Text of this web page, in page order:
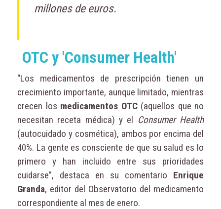
millones de euros.
OTC y 'Consumer Health'
“Los medicamentos de prescripción tienen un
crecimiento importante, aunque limitado, mientras
crecen los medicamentos OTC(aquellos que no
necesitan receta médica) y el Consumer Health
(autocuidado y cosmética), ambos por encima del
40%. La gente es consciente de que su salud es lo
primero y han incluido entre sus prioridades
cuidarse”, destaca en su comentario Enrique
Granda, editor del Observatorio del medicamento
correspondiente al mes de enero.